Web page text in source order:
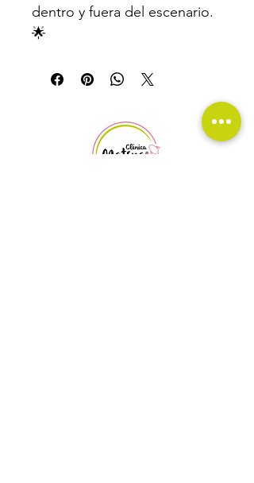
dentro y fuera del escenario.
🌟